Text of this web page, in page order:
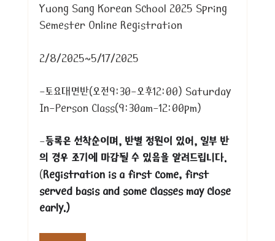
Yuong Sang Korean School 2025 Spring
Semester Online Registration
2/8/2025~5/17/2025
-토요대면반(오전9:30-오후12:00) Saturday
In-Person Class(9:30am-12:00pm)
-등록은 선착순이며, 반별 정원이 있어, 일부 반
의 경우 조기에 마감될 수 있음을 알려드립니다.
(Registration is a first come, first
served basis and some classes may close
early.)